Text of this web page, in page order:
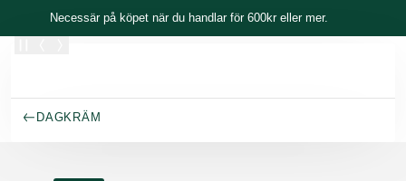
Necessär på köpet när du handlar för 600kr eller mer.
DAGKRÄM